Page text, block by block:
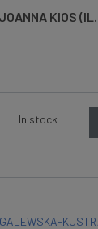
JOANNA KIOS
In stock